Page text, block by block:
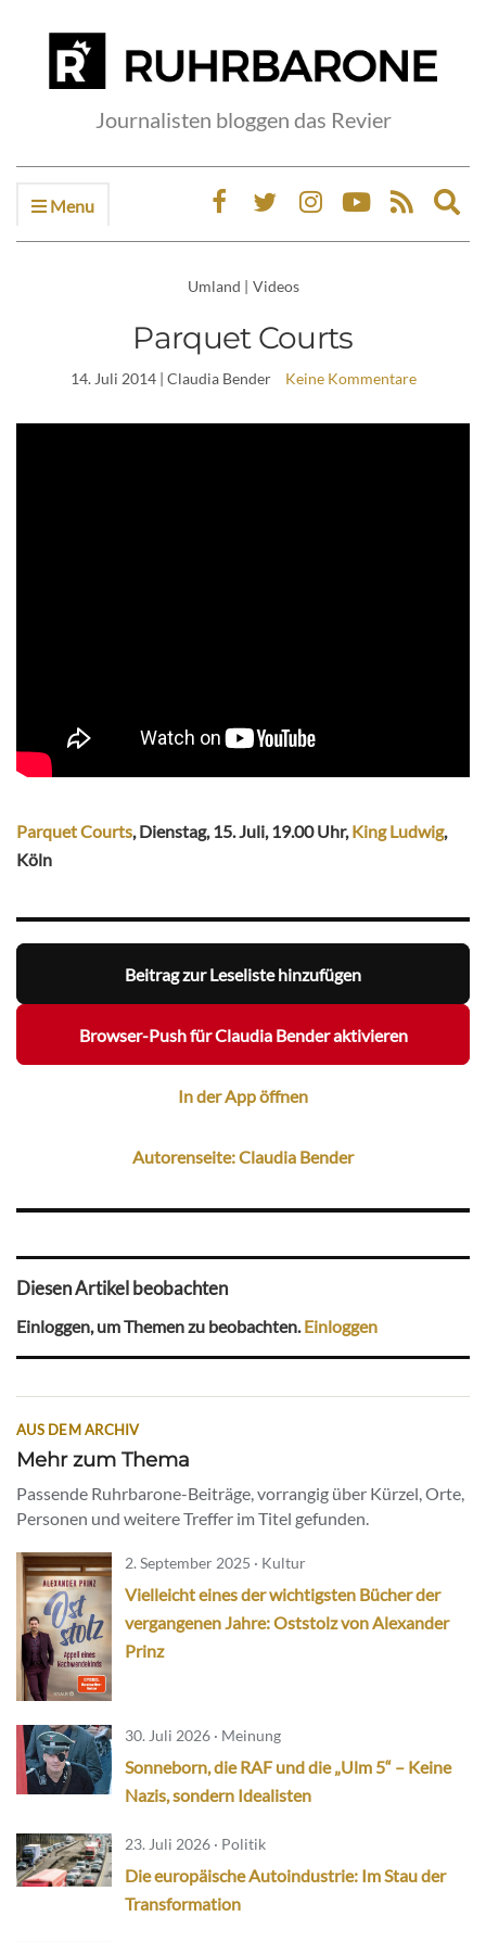
Journalisten bloggen das Revier
Menu
Umland | Videos
Parquet Courts
14. Juli 2014| Claudia Bender Keine Kommentare
Parquet Courts, Dienstag, 15. Juli, 19.00 Uhr,King Ludwig,
Köln
Beitrag zur Leseliste hinzufügen
Browser-Push für Claudia Bender aktivieren
In der App öffnen
Autorenseite: Claudia Bender
Diesen Artikel beobachten
Einloggen, um Themen zu beobachten.Einloggen
AUS DEM ARCHIV
Mehr zum Thema
Passende Ruhrbarone-Beiträge, vorrangig über Kürzel, Orte,
Personen und weitere Treffer im Titel gefunden.
2. September 2025 · Kultur
Vielleicht eines der wichtigsten Bücher der
vergangenen Jahre: Oststolz von Alexander
Prinz
30. Juli 2026 · Meinung
Sonneborn, die RAF und die „Ulm 5“ – Keine
Nazis, sondern Idealisten
23. Juli 2026 · Politik
Die europäische Autoindustrie: Im Stau der
Transformation